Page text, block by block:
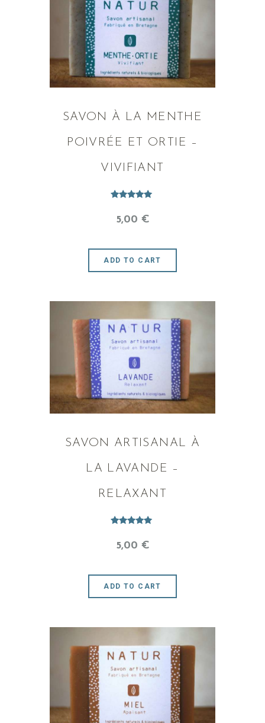
SAVON À LA MENTHE
POIVRÉE ET ORTIE –
VIVIFIANT
5.00
sur 5
5,00 €
ADD TO CART
SAVON ARTISANAL À
LA LAVANDE –
RELAXANT
5.00
sur 5
5,00 €
ADD TO CART